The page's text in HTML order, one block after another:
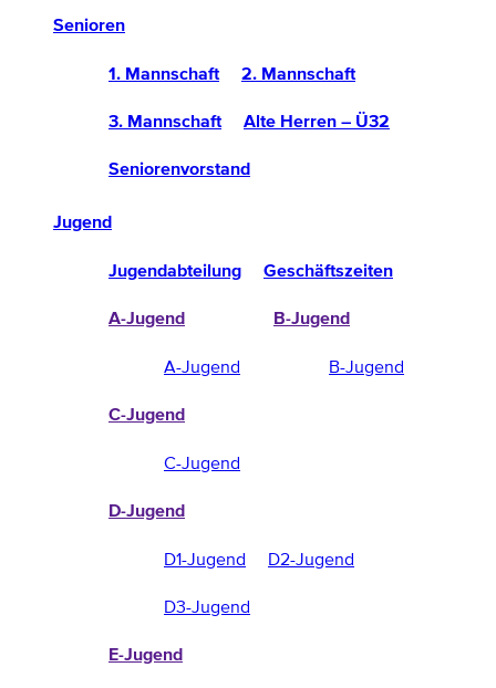
Senioren
1. Mannschaft 2. Mannschaft
3. Mannschaft Alte Herren – Ü32
Seniorenvorstand
Jugend
Jugendabteilung Geschäftszeiten
A-Jugend
A-Jugend
B-Jugend
B-Jugend
C-Jugend
C-Jugend
D-Jugend
D1-Jugend
D2-Jugend
D3-Jugend
E-Jugend